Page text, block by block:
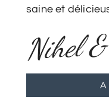
saine et
Nihel
A